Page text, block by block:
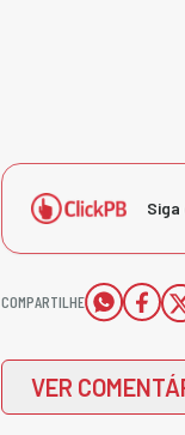
Siga
COMPARTILHE
VER